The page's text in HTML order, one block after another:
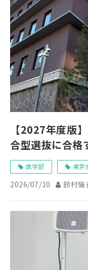
【2027年度版
合型選抜に合格
医学部 東京
2026/07/10 鈴村倫